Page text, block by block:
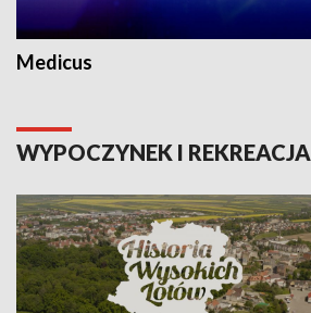
Medicus
WYPOCZYNEK I REKREACJA